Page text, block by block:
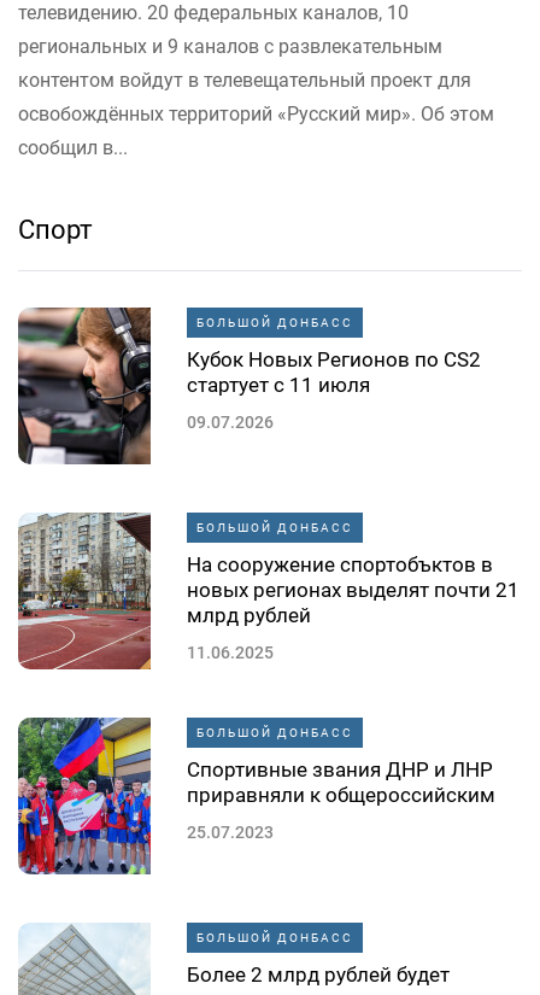
телевидению. 20 федеральных каналов, 10
региональных и 9 каналов с развлекательным
контентом войдут в телевещательный проект для
освобождённых территорий «Русский мир». Об этом
сообщил в...
Спорт
БОЛЬШОЙ ДОНБАСС
Кубок Новых Регионов по CS2
стартует с 11 июля
09.07.2026
БОЛЬШОЙ ДОНБАСС
На сооружение спортобъктов в
новых регионах выделят почти 21
млрд рублей
11.06.2025
БОЛЬШОЙ ДОНБАСС
Спортивные звания ДНР и ЛНР
приравняли к общероссийским
25.07.2023
БОЛЬШОЙ ДОНБАСС
Более 2 млрд рублей будет